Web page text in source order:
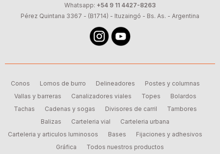
Whatsapp: +54 9 11 4427-8263
Pérez Quintana 3367 - (B1714) - Ituzaingó - Bs. As. - Argentina
Conos Lomos de burro Delineadores
Postes y columnas
Vallas y barreras
Canalizadores viales Topes
Bolardos
Tachas
Cadenas y sogas Divisores de carril
Tambores
Balizas
Carteleria vial
Carteleria urbana
Carteleria y articulos luminosos
Bases
Fijaciones y adhesivos
Gráfica
Todos nuestros productos